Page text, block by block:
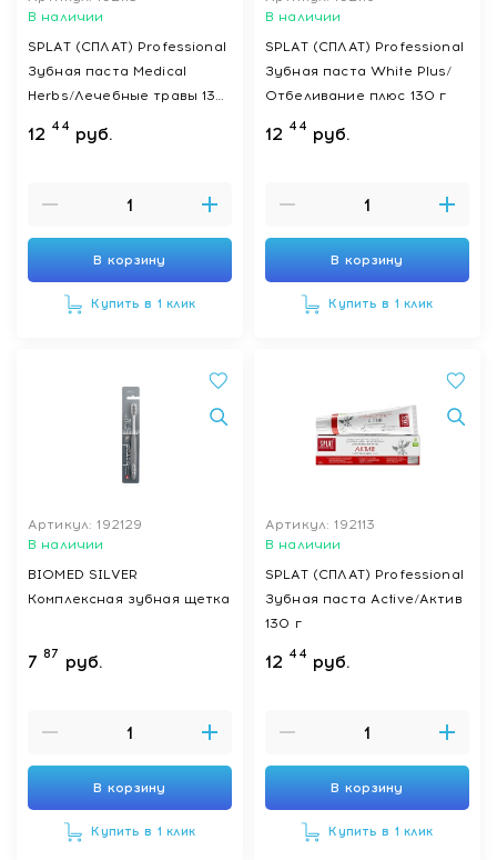
В наличии
SPLAT (СПЛАТ) Professional
Зубная паста Medical
Herbs/Лечебные травы 130
12 44 руб.
В корзину
Купить в 1 клик
В наличии
SPLAT (СПЛАТ) Professional
Зубная паста White Plus/
Отбеливание плюс 130 г
12 44 руб.
В корзину
Купить в 1 клик
Артикул: 192129
В наличии
BIOMED SILVER
Комплексная зубная щетка
7 87 руб.
В корзину
Купить в 1 клик
Артикул: 192113
В наличии
SPLAT (СПЛАТ) Professional
Зубная паста Active/Актив
130 г
12 44 руб.
В корзину
Купить в 1 клик